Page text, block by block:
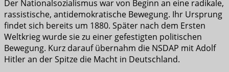
Der Nationalsozialismus war von Beginn an eine radikale,
rassistische, antidemokratische Bewegung. Ihr Ursprung
findet sich bereits um 1880. Später nach dem Ersten
Weltkrieg wurde sie zu einer gefestigten politischen
Bewegung. Kurz darauf übernahm die NSDAP mit Adolf
Hitler an der Spitze die Macht in Deutschland.